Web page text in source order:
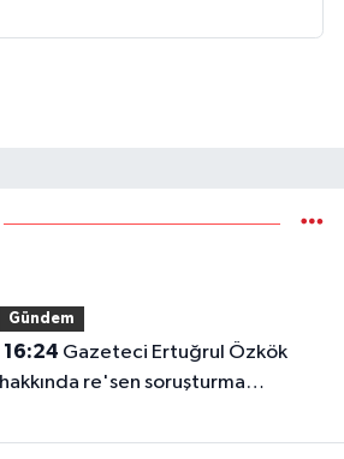
Gündem
16:24
hakkında re'sen soruşturma